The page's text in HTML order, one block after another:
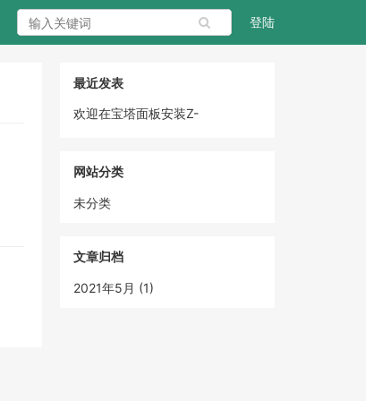
登陆
最近发表
欢迎在宝塔面板安装Z-
网站分类
未分类
文章归档
2021年5月 (1)